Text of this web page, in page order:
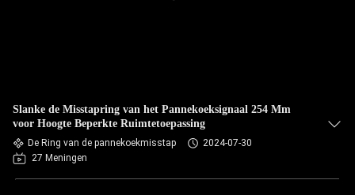
Slanke de Misstapring van het Pannekoeksignaal 254 Mm
voor Hoogte Beperkte Ruimtetoepassing
De Ring van de pannekoekmisstap
2024-07-30
27 Meningen